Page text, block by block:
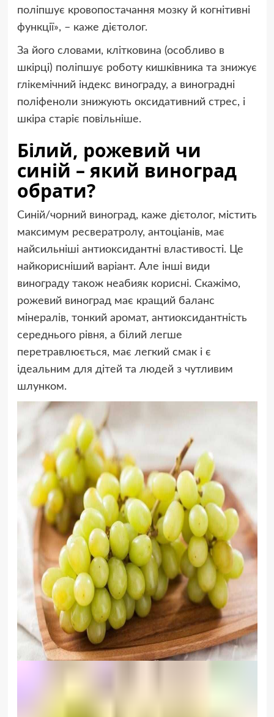
поліпшує кровопостачання мозку й когнітивні
функції», – каже дієтолог.
За його словами, клітковина (особливо в
шкірці) поліпшує роботу кишківника та знижує
глікемічний індекс винограду, а виноградні
поліфеноли знижують оксидативний стрес, і
шкіра старіє повільніше.
Білий, рожевий чи
синій – який виноград
обрати?
Синій/чорний виноград, каже дієтолог, містить
максимум ресвератролу, антоціанів, має
найсильніші антиоксидантні властивості. Це
найкорисніший варіант. Але інші види
винограду також неабияк корисні. Скажімо,
рожевий виноград має кращий баланс
мінералів, тонкий аромат, антиоксидантність
середнього рівня, а білий легше
перетравлюється, має легкий смак і є
ідеальним для дітей та людей з чутливим
шлунком.